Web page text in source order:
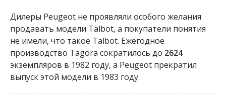
Дилеры Peugeot не проявляли особого желания
продавать модели Talbot, а покупатели понятия
не имели, что такое Talbot. Ежегодное
производство Tagora сократилось до 2624
экземпляров в 1982 году, а Peugeot прекратил
выпуск этой модели в 1983 году.